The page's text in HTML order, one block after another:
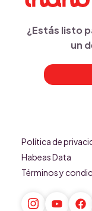
¿Estás listo
un
Política de
Habeas Data
Términos y